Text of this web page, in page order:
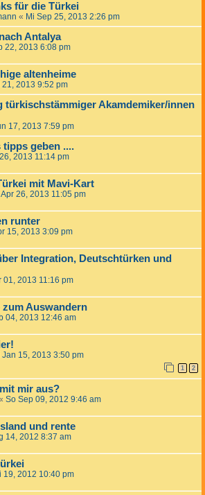
für die Türkei
« Mi Sep 25, 2013 2:26 pm
Antalya
22, 2013 6:08 pm
altenheime
21, 2013 9:52 pm
türkischstämmiger Akamdemiker/innen
17, 2013 7:59 pm
tipps geben ....
2013 11:14 pm
mit Mavi-Kart
Apr 26, 2013 11:05 pm
runter
15, 2013 3:09 pm
Integration, Deutschtürken und
01, 2013 11:16 pm
zum Auswandern
04, 2013 12:46 am
Jan 15, 2013 3:50 pm
1 2
mir aus?
So Sep 09, 2012 9:46 am
und rente
14, 2012 8:37 am
19, 2012 10:40 pm